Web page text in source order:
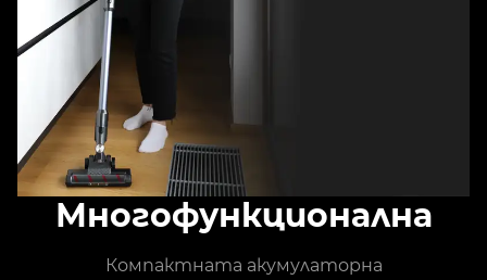
Многофункционална
Компактната акумулаторна